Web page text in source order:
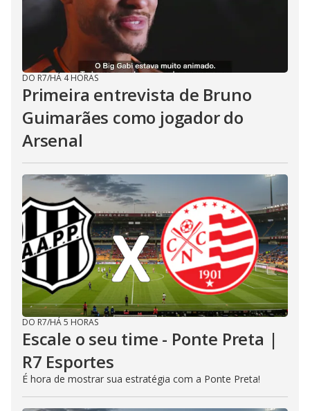
DO R7/HÁ 4 HORAS
Primeira entrevista de Bruno
Guimarães como jogador do
Arsenal
DO R7/HÁ 5 HORAS
Escale o seu time - Ponte Preta |
R7 Esportes
É hora de mostrar sua estratégia com a Ponte Preta!